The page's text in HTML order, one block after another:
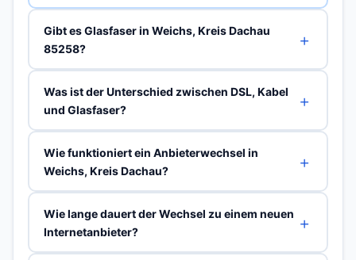
Gibt es Glasfaser in Weichs, Kreis Dachau
85258?
Was ist der Unterschied zwischen DSL, Kabel
und Glasfaser?
Wie funktioniert ein Anbieterwechsel in
Weichs, Kreis Dachau?
Wie lange dauert der Wechsel zu einem neuen
Internetanbieter?